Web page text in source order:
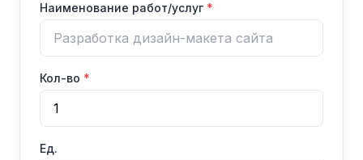
Наименование работ/услуг
Кол-во
Ед.